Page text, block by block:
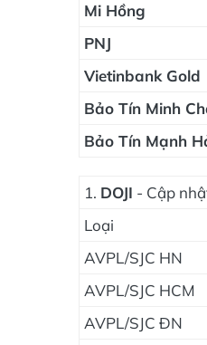
Mi Hồng
PNJ
Vietinbank Gold
Bảo Tín Minh
Bảo Tín Mạnh
1. DOJI - Cập
Loại
AVPL/SJC HN
AVPL/SJC HCM
AVPL/SJC ĐN